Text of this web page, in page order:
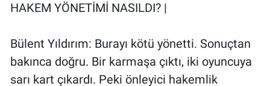
HAKEM YÖNETİMİ NASILDI? |
Bülent Yıldırım: Burayı kötü yönetti. Sonuçtan
bakınca doğru. Bir karmaşa çıktı, iki oyuncuya
sarı kart çıkardı. Peki önleyici hakemlik